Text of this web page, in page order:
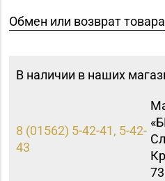
Обмен или возврат товара
В наличии в наших
8 (01562) 5-42-41, 5-42-
43